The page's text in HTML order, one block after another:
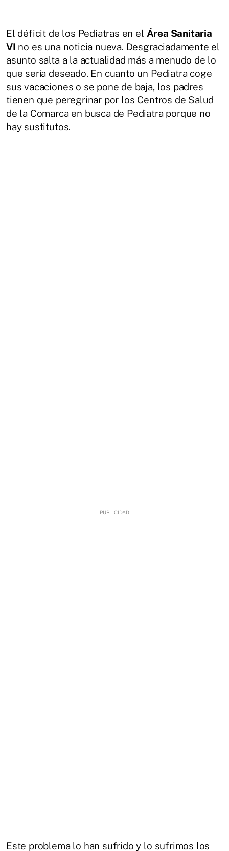
El déficit de los Pediatras en el Área Sanitaria
VI no es una noticia nueva. Desgraciadamente el
asunto salta a la actualidad más a menudo de lo
que sería deseado. En cuanto un Pediatra coge
sus vacaciones o se pone de baja, los padres
tienen que peregrinar por los Centros de Salud
de la Comarca en busca de Pediatra porque no
hay sustitutos.
Este problema lo han sufrido y lo sufrimos los